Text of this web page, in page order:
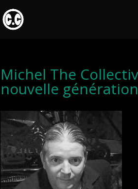
Michel The
nouvelle génération